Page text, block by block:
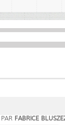
PAR FABRICE